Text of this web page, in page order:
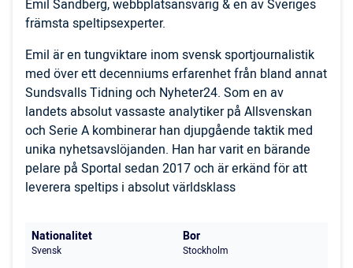
Emil Sandberg, webbplatsansvarig & en av Sveriges
främsta speltipsexperter.
Emil är en tungviktare inom svensk sportjournalistik
med över ett decenniums erfarenhet från bland annat
Sundsvalls Tidning och Nyheter24. Som en av
landets absolut vassaste analytiker på Allsvenskan
och Serie A kombinerar han djupgående taktik med
unika nyhetsavslöjanden. Han har varit en bärande
pelare på Sportal sedan 2017 och är erkänd för att
leverera speltips i absolut världsklass
Nationalitet
Svensk
Bor
Stockholm